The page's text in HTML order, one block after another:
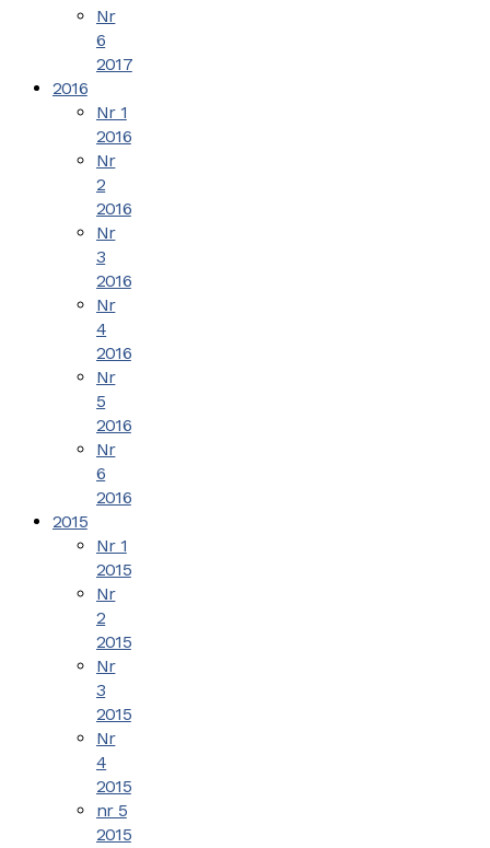
Nr
6
2017
2016
Nr 1
2016
Nr
2
2016
Nr
3
2016
Nr
4
2016
Nr
5
2016
Nr
6
2016
2015
Nr 1
2015
Nr
2
2015
Nr
3
2015
Nr
4
2015
nr 5
2015